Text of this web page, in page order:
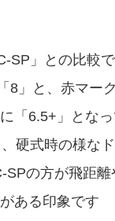
」との比較
8」と、赤マー
「6.5+」とな
硬式時の様な
の方が飛距離
ある印象です